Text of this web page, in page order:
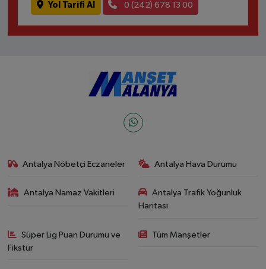
Yol Tarifi Al 0 (242) 678 13 00
Antalya Nöbetçi Eczaneler Antalya Hava Durumu
Antalya Namaz Vakitleri
Antalya Trafik Yoğunluk
Haritası
Süper Lig Puan Durumu ve
Fikstür
Tüm Manşetler